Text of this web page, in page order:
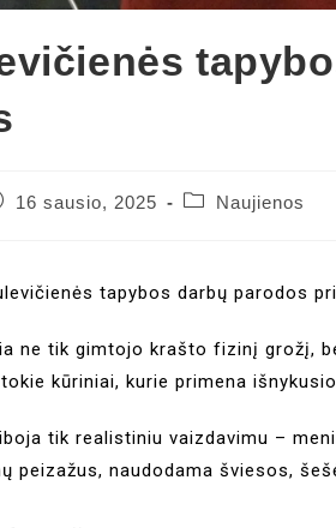
16 sausio, 2025 Naujienos
tapybos darbų parodos
ne tik gimtojo krašto fizinį grožį,
kūriniai, kurie primena
tik realistiniu vaizdavimu –
peizažus, naudodama šviesos,